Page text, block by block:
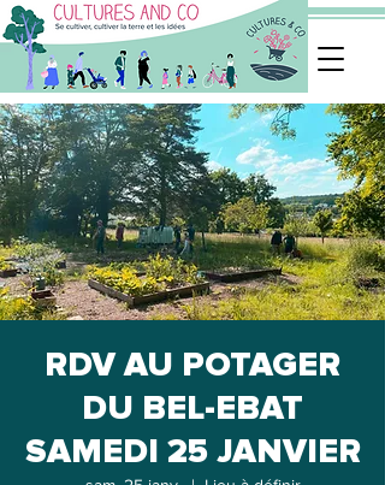
RDV AU POTAGER
DU BEL-EBAT
SAMEDI 25 JANVIER